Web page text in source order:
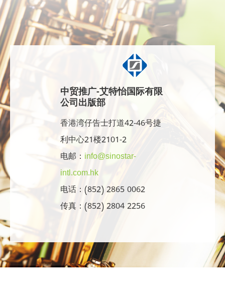
中贸推广-艾特怡国际有限
公司出版部
香港湾仔告士打道42-46号捷
利中心21楼2101-2
电邮： info@sinostar-
intl.com.hk
电话：(852) 2865 0062
传真：(852) 2804 2256